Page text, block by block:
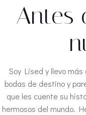
Antes
Soy Lised y llevo
bodas de destino y
que les cuente su
hermosos del mundo.